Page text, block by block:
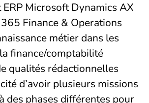
Microsoft Dynamics AX
Finance & Operations
métier dans les
finance/comptabilité
qualités rédactionnelles
d’avoir plusieurs missions
des phases différentes pour